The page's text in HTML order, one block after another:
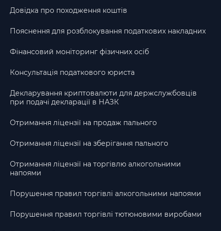
Довідка про походження коштів
Пояснення для розблокування податкових накладних
Фінансовий моніторинг фізичних осіб
Консультація податкового юриста
Декларування криптовалюти для держслужбовців
при подачі декларації в НАЗК
Отримання ліцензії на продаж пального
Отримання ліцензії на зберігання пального
Отримання ліцензії на торгівлю алкогольними
напоями
Порушення правил торгівлі алкогольними напоями
Порушення правил торгівлі тютюновими виробами